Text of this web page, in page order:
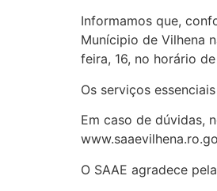
Informamos que,
Munícipio de Vilhena
feira, 16, no horário
Os serviços
Em caso de dúvidas,
O SAAE agradece